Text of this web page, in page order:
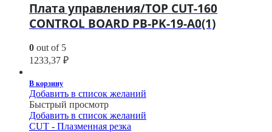
Плата управления/TOP CUT-160
CONTROL BOARD PB-PK-19-A0(1)
0 out of 5
1233,37 ₽
В корзину
Добавить в список желаний
Быстрый просмотр
Добавить в список желаний
CUT - Плазменная резка